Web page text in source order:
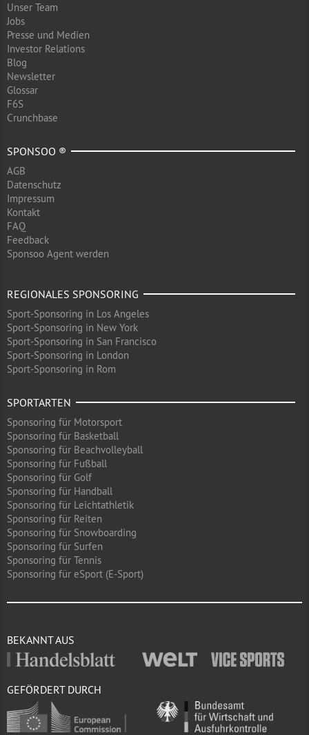
Unser Team
Jobs
Presse und Medien
Investor Relations
Blog
Newsletter
Glossar
F6S
Crunchbase
SPONSOO ®
AGB
Datenschutz
Impressum
Kontakt
FAQ
Feedback
Sponsoo Agent werden
REGIONALES SPONSORING
Sport-Sponsoring in Los Angeles
Sport-Sponsoring in New York
Sport-Sponsoring in San Francisco
Sport-Sponsoring in London
Sport-Sponsoring in Rom
SPORTARTEN
Sponsoring für Motorsport
Sponsoring für Basketball
Sponsoring für Beachvolleyball
Sponsoring für Fußball
Sponsoring für Golf
Sponsoring für Handball
Sponsoring für Leichtathletik
Sponsoring für Reiten
Sponsoring für Snowboarding
Sponsoring für Surfen
Sponsoring für Tennis
Sponsoring für eSport (E-Sport)
BEKANNT AUS
GEFÖRDERT DURCH